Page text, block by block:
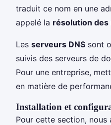
traduit ce nom en une
appelé la résolution des
Les serveurs DNS sont
suivis des serveurs de
Pour une entreprise,
en matière de
Installation et
Pour cette section, nous